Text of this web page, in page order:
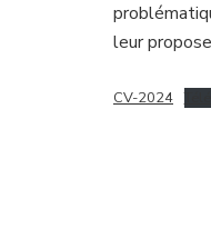
leur
CV-2024